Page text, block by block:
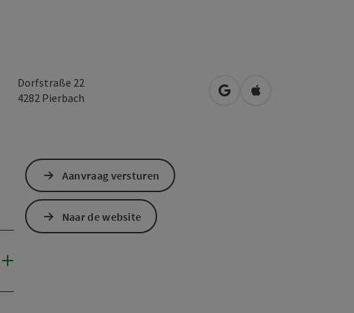
Dorfstraße 22
4282 Pierbach Openen in Google Maps
Openen in Apple
Aanvraag versturen
Naar de website